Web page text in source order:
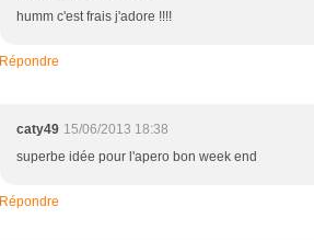
humm c'est frais j'adore !!!!
Répondre
caty49 15/06/2013 18:38
superbe idée pour l'apero bon week end
Répondre